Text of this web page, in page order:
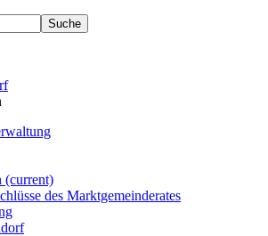
Suche
(current)
des Marktgemeinderates